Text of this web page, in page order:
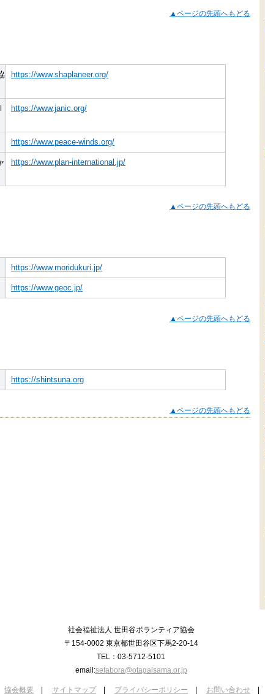
▲ページの先頭へもどる
https://www.shaplaneer.org/
https://www.janic.org/
https://www.peace-winds.org/
https://www.plan-international.jp/
▲ページの先頭へもどる
https://www.moridukuri.jp/
https://www.geoc.jp/
▲ページの先頭へもどる
https://shintsuna.org
▲ページの先頭へもどる
社会福祉法人 世田谷ボランティア協会
〒154-0002 東京都世田谷区下馬2-20-14
TEL：03-5712-5101
email:setabora@otagaisama.or.jp
協会概要 サイトマップ プライバシーポリシー お問い合わせ